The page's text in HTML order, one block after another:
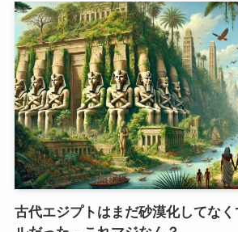
古代エジプトはまだ砂漠化してな